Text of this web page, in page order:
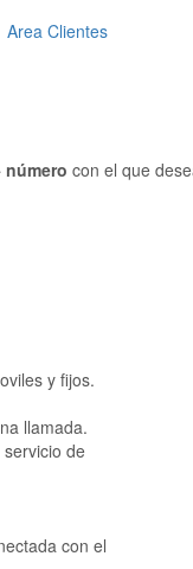
Area Clientes
númerocon el que
y fijos.
llamada.
de
con el